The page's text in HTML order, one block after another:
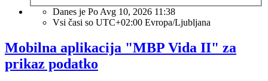
Danes je Po Avg 10, 2026 11:38
Vsi časi so UTC+02:00 Evropa/Ljubljana
Mobilna aplikacija "MBP Vida II" za
prikaz podatko